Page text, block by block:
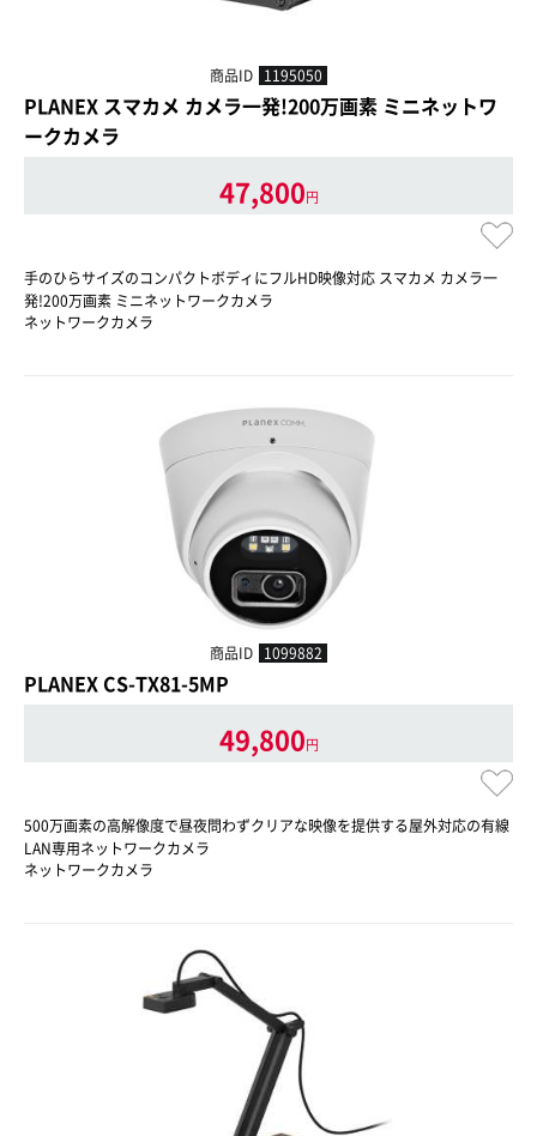
商品ID 1195050
PLANEX スマカメ カメラ一発!200万画素 ミニネットワ
ークカメラ
47,800円
手のひらサイズのコンパクトボディにフルHD映像対応 スマカメ カメラ一
発!200万画素 ミニネットワークカメラ
ネットワークカメラ
商品ID 1099882
PLANEX CS-TX81-5MP
49,800円
500万画素の高解像度で昼夜問わずクリアな映像を提供する屋外対応の有線
LAN専用ネットワークカメラ
ネットワークカメラ